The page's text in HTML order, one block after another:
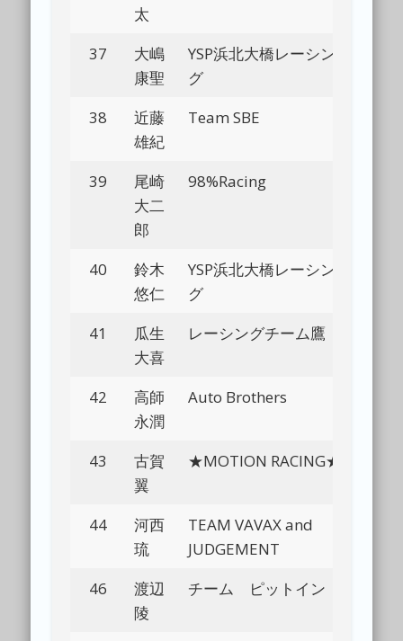
太
37
大嶋
康聖
YSP浜北大橋レーシン
グ
38
近藤
雄紀
Team SBE
39
尾崎
大二
郎
98%Racing
40
鈴木
悠仁
YSP浜北大橋レーシン
グ
41
瓜生
大喜
レーシングチーム鷹
42
高師
永潤
Auto Brothers
43
古賀
翼
★MOTION RACING★
44
河西
琉
TEAM VAVAX and
JUDGEMENT
46
渡辺
陵
チーム ピットイン